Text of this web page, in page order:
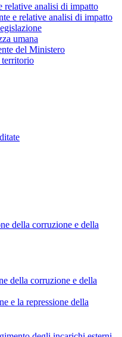
relative analisi di impatto
e relative analisi di impatto
umana
del Ministero
territorio
della corruzione e della
della corruzione e della
e la repressione della